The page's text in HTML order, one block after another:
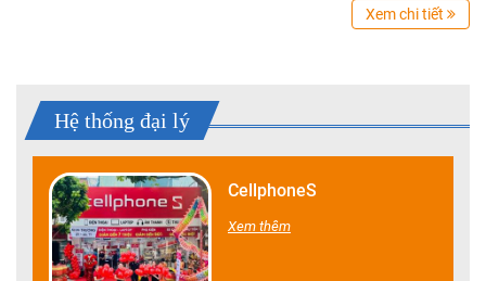
Xem chi tiết
Hệ thống đại lý
Hoàng Hà Mobile
Xem thêm